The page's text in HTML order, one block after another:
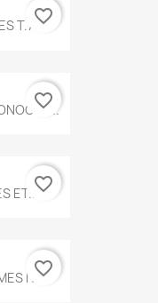
T.787
favorite_border
favorite_border
ET...favorite_border
N...favorite_border